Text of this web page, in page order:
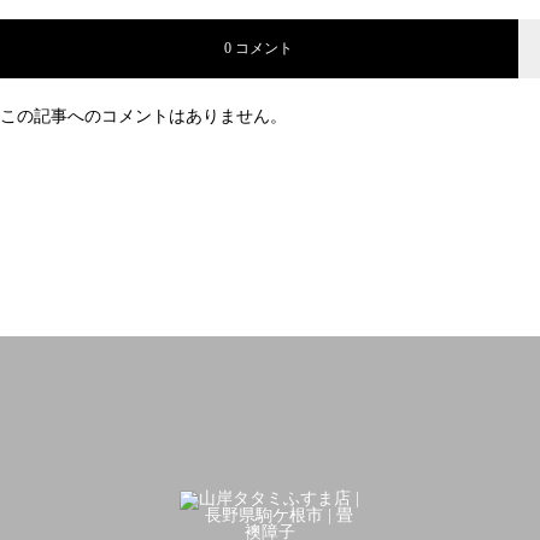
0 コメント
この記事へのコメントはありません。